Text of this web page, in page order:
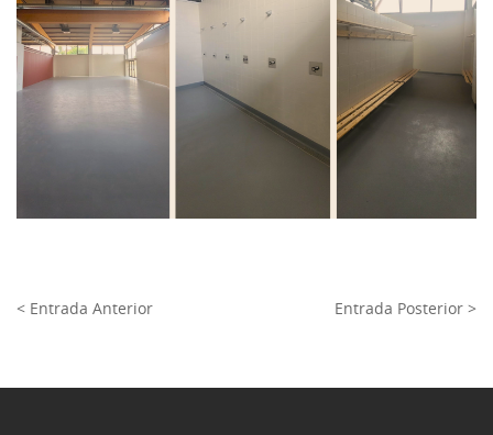
< Entrada Anterior Entrada Posterior >